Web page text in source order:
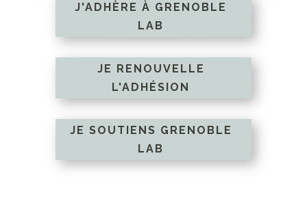
J'ADHÈRE À GRENOBLE
LAB
JE RENOUVELLE
L'ADHÉSION
JE SOUTIENS GRENOBLE
LAB